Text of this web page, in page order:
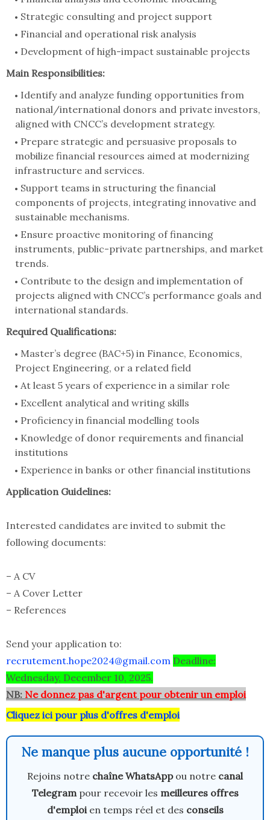
Strategic consulting and project support
Financial and operational risk analysis
Development of high-impact sustainable projects
Main Responsibilities:
Identify and analyze funding opportunities from
national/international donors and private investors,
aligned with CNCC’s development strategy.
Prepare strategic and persuasive proposals to
mobilize financial resources aimed at modernizing
infrastructure and services.
Support teams in structuring the financial
components of projects, integrating innovative and
sustainable mechanisms.
Ensure proactive monitoring of financing
instruments, public-private partnerships, and market
trends.
Contribute to the design and implementation of
projects aligned with CNCC’s performance goals and
international standards.
Required Qualifications:
Master’s degree (BAC+5) in Finance, Economics,
Project Engineering, or a related field
At least 5 years of experience in a similar role
Excellent analytical and writing skills
Proficiency in financial modelling tools
Knowledge of donor requirements and financial
institutions
Experience in banks or other financial institutions
Application Guidelines:
Interested candidates are invited to submit the
following documents:
– A CV
– A Cover Letter
– References
Send your application to:
recrutement.hope2024@gmail.com Deadline:
Wednesday, December 10, 2025.
NB: Ne donnez pas d'argent pour obtenir un emploi
Cliquez ici pour plus d'offres d'emploi
Ne manque plus aucune opportunité !
Rejoins notre chaîne WhatsAppou notre canal
Telegrampour recevoir les meilleures offres
d'emploien temps réel et des conseils